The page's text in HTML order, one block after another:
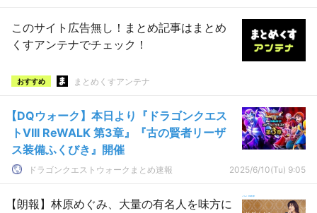
このサイト広告無し！まとめ記事はまとめ
くすアンテナでチェック！
おすすめ まとめくすアンテナ
【DQウォーク】本日より『ドラゴンクエス
トVIII ReWALK 第3章』『古の賢者リーザ
ス装備ふくびき』開催
ドラゴンクエストウォークまとめ速報 2025/6/10(Tu) 9:05
【朗報】林原めぐみ、大量の有名人を味方に